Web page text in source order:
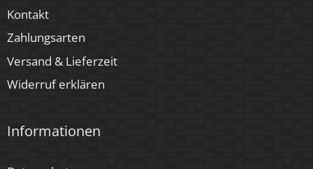
Kontakt
Zahlungsarten
Versand & Lieferzeit
Widerruf erklären
Informationen